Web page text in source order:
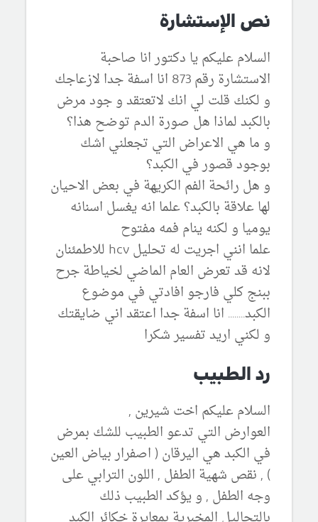
نص الإستشارة
السلام عليكم يا دكتور انا صاحبة
الاستشارة رقم 873 انا اسفة جدا لازعاجك
و لكنك قلت لي انك لاتعتقد و جود مرض
بالكبد لماذا هل صورة الدم توضح هذا؟
و ما هي الاعراض التي تجعلني اشك
بوجود قصور في الكبد؟
و هل رائحة الفم الكريهة في بعض الاحيان
لها علاقة بالكبد؟ علما انه يغسل اسنانه
يوميا و لكنه ينام فمه مفتوح
علما انني اجريت له تحليل hcv للاطمئنان
لانه قد تعرض العام الماضي لخياطة جرح
ببنج كلي فارجو افادتي في موضوع
الكبد........ انا اسفة جدا اعتقد اني ضايقتك
و لكني اريد تفسير شكرا
رد الطبيب
السلام عليكم اخت شيرين ,
العوارض التي تدعو الطبيب للشك بمرض
في الكبد هي اليرقان ( اصفرار بياض العين
) , نقص شهية الطفل , اللون الترابي على
وجه الطفل , و يؤكد الطبيب ذلك